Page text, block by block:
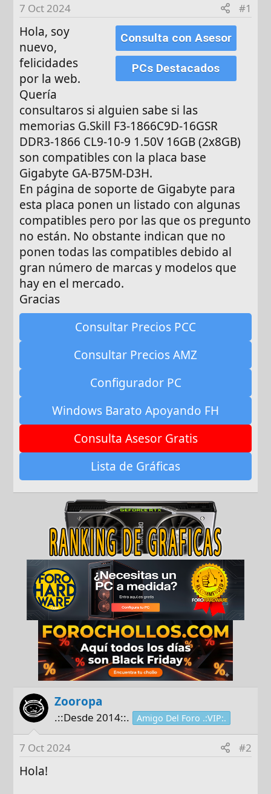
e
7 Oct 2024 #1
Consulta con Asesor
PCs Destacados
Hola, soy
nuevo,
felicidades
por la web.
Quería
consultaros si alguien sabe si las
memorias G.Skill F3-1866C9D-16GSR
DDR3-1866 CL9-10-9 1.50V 16GB (2x8GB)
son compatibles con la placa base
Gigabyte GA-B75M-D3H.
En página de soporte de Gigabyte para
esta placa ponen un listado con algunas
compatibles pero por las que os pregunto
no están. No obstante indican que no
ponen todas las compatibles debido al
gran número de marcas y modelos que
hay en el mercado.
Gracias
Consultar Precios PCC
Consultar Precios AMZ
Configurador PC
Windows Barato Apoyando FH
Consulta Asesor Gratis
Lista de Gráficas
Zooropa
.::Desde 2014::. Amigo Del Foro .:VIP:.
7 Oct 2024 #2
Hola!